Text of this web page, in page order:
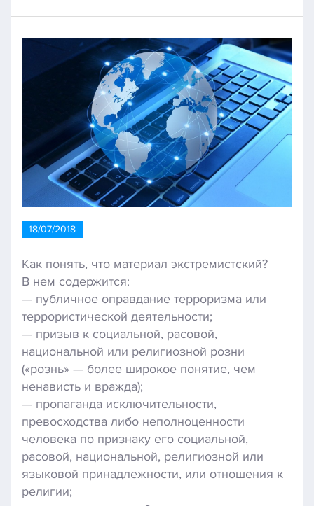
18/07/2018
Как понять, что материал экстремистский?
В нем содержится:
— публичное оправдание терроризма или
террористической деятельности;
— призыв к социальной, расовой,
национальной или религиозной розни
(«рознь» — более широкое понятие, чем
ненависть и вражда);
— пропаганда исключительности,
превосходства либо неполноценности
человека по признаку его социальной,
расовой, национальной, религиозной или
языковой принадлежности, или отношения к
религии;